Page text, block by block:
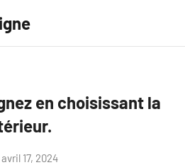
en choisissant la
avril 17, 2024